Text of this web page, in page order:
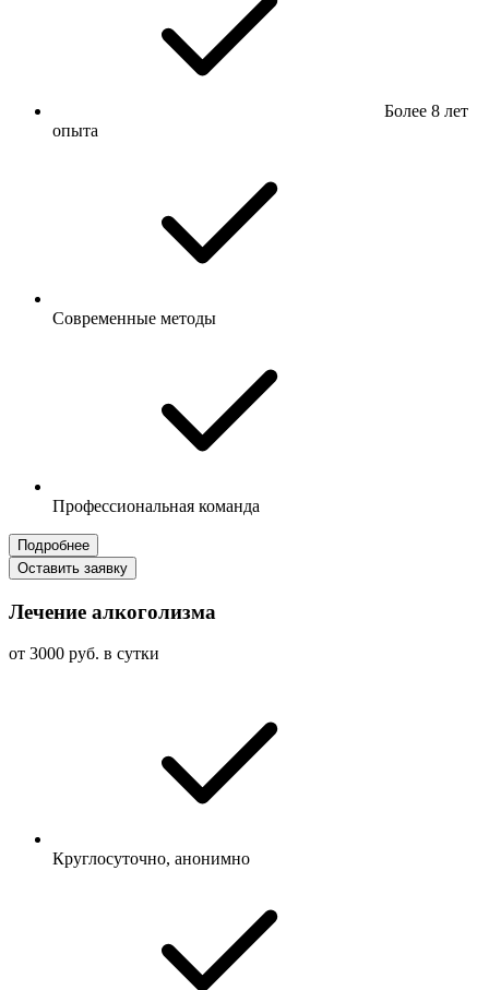
Более 8 лет
опыта
Современные методы
Профессиональная команда
Подробнее
Оставить заявку
Лечение алкоголизма
от 3000 руб. в сутки
Круглосуточно, анонимно